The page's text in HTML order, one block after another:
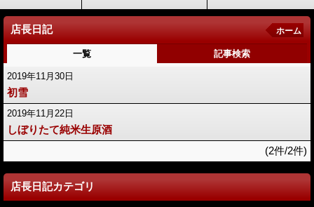
店長日記 ホーム
一覧 記事検索
2019年11月30日
初雪
2019年11月22日
しぼりたて純米生原酒
(2件/2件)
店長日記カテゴリ